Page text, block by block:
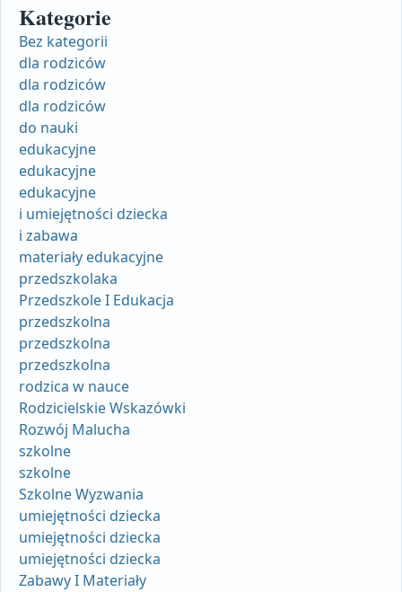
Kategorie
Bez kategorii
dla rodziców
dla rodziców
dla rodziców
do nauki
edukacyjne
edukacyjne
edukacyjne
i umiejętności dziecka
i zabawa
materiały edukacyjne
przedszkolaka
Przedszkole I Edukacja
przedszkolna
przedszkolna
przedszkolna
rodzica w nauce
Rodzicielskie Wskazówki
Rozwój Malucha
szkolne
szkolne
Szkolne Wyzwania
umiejętności dziecka
umiejętności dziecka
umiejętności dziecka
Zabawy I Materiały